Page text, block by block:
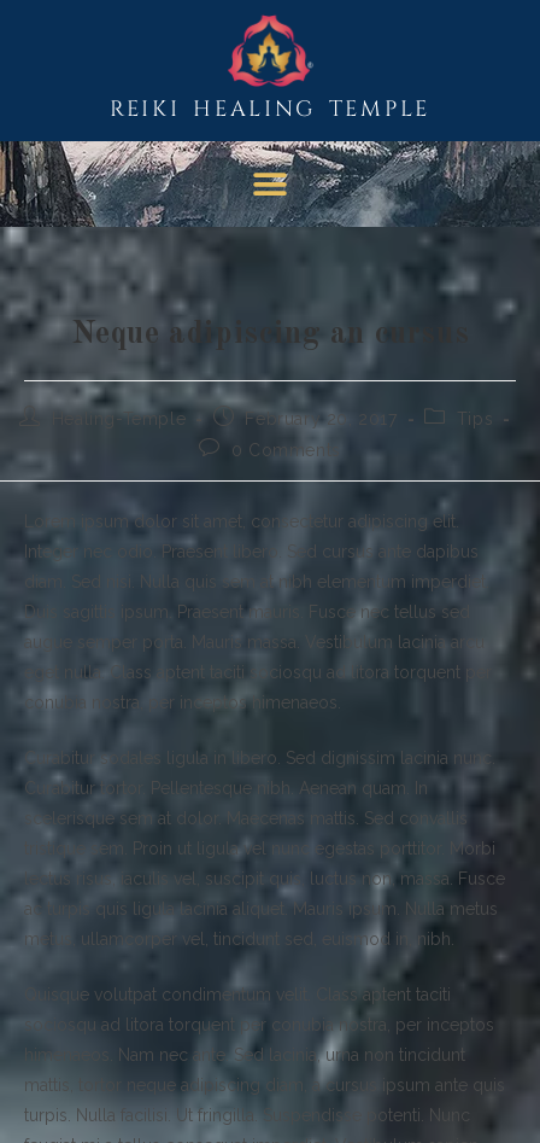
REIKI HEALING TEMPLE
Neque adipiscing an cursus
Healing-Temple February 20, 2017
Tips
0 Comments
Lorem ipsum dolor sit amet, consectetur adipiscing elit.
Integer nec odio. Praesent libero. Sed cursus ante dapibus
diam. Sed nisi. Nulla quis sem at nibh elementum imperdiet.
Duis sagittis ipsum. Praesent mauris. Fusce nec tellus sed
augue semper porta. Mauris massa. Vestibulum lacinia arcu
eget nulla. Class aptent taciti sociosqu ad litora torquent per
conubia nostra, per inceptos himenaeos.
Curabitur sodales ligula in libero. Sed dignissim lacinia nunc.
Curabitur tortor. Pellentesque nibh. Aenean quam. In
scelerisque sem at dolor. Maecenas mattis. Sed convallis
tristique sem. Proin ut ligula vel nunc egestas porttitor. Morbi
lectus risus, iaculis vel, suscipit quis, luctus non, massa. Fusce
ac turpis quis ligula lacinia aliquet. Mauris ipsum. Nulla metus
metus, ullamcorper vel, tincidunt sed, euismod in, nibh.
Quisque volutpat condimentum velit. Class aptent taciti
sociosqu ad litora torquent per conubia nostra, per inceptos
himenaeos. Nam nec ante. Sed lacinia, urna non tincidunt
mattis, tortor neque adipiscing diam, a cursus ipsum ante quis
turpis. Nulla facilisi. Ut fringilla. Suspendisse potenti. Nunc